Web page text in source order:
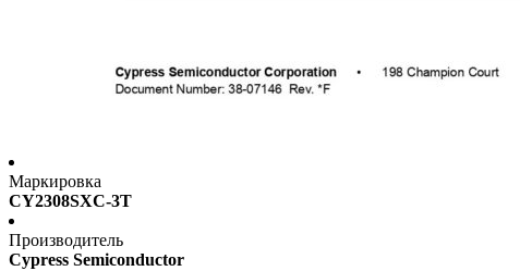
Маркировка
CY2308SXC-3T
Производитель
Cypress Semiconductor